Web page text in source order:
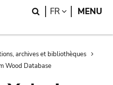
Search
FR LANGUAGE
MENU
archives et bibliothèques
Wood Database